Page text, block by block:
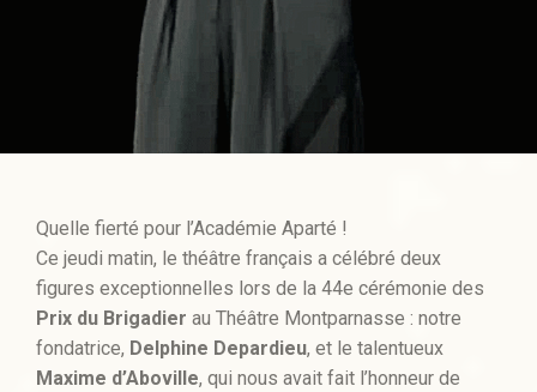
Quelle fierté pour l’Académie Aparté !
Ce jeudi matin, le théâtre français a célébré deux
figures exceptionnelles lors de la 44e cérémonie des
Prix du Brigadier au Théâtre Montparnasse : notre
fondatrice, Delphine Depardieu, et le talentueux
Maxime d’Aboville, qui nous avait fait l’honneur de